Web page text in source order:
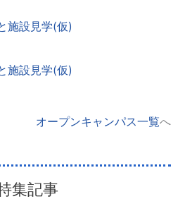
施設見学(仮)
施設見学(仮)
オープンキャンパス一覧へ
集記事